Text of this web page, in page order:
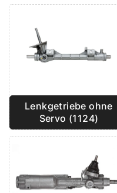
Lenkgetriebe ohne
Servo (1124)